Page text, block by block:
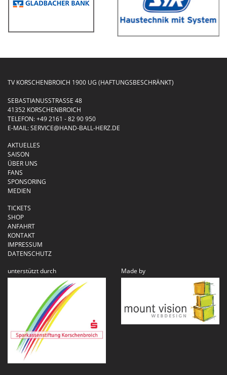
TV KORSCHENBROICH 1900 UG (HAFTUNGSBESCHRÄNKT)
SEBASTIANUSSTRASSE 48
41352 KORSCHENBROICH
TELEFON:+49 2161 - 82 90 950
E-MAIL:SERVICE@HAND-BALL-HERZ.DE
AKTUELLES
SAISON
ÜBER UNS
FANS
SPONSORING
MEDIEN
TICKETS
SHOP
ANFAHRT
KONTAKT
IMPRESSUM
DATENSCHUTZ
unterstützt durch
Made by